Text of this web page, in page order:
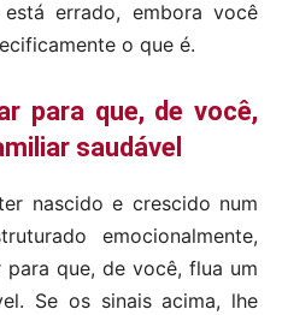
errado, embora você
o que é.
para que, de você,
saudável
nascido e crescido num
emocionalmente,
que, de você, flua um
Se os sinais acima, lhe